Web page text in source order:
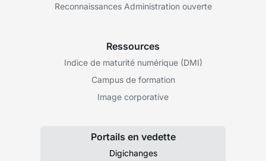
Reconnaissances Administration ouverte
Ressources
Indice de maturité numérique (DMI)
Campus de formation
Image corporative
Portails en vedette
Digichanges